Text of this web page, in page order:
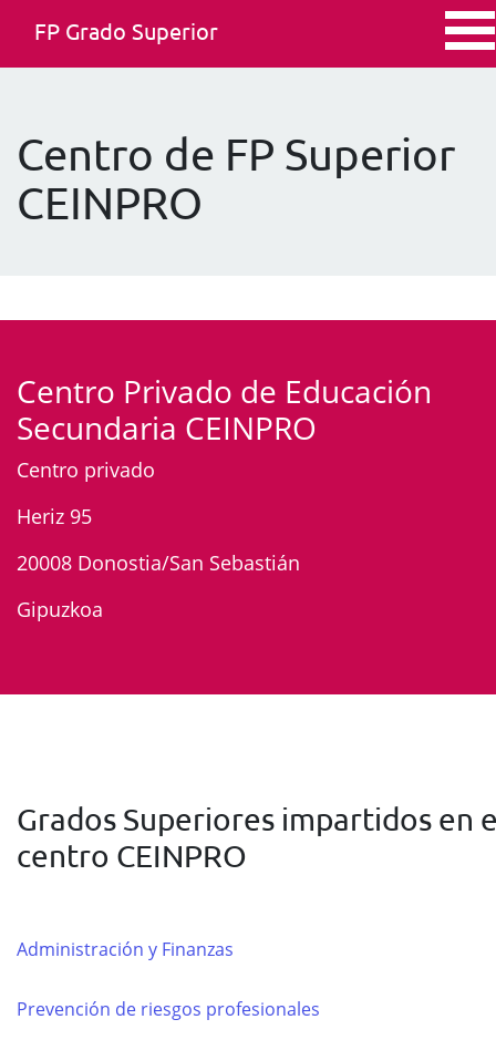
FP Grado Superior
Centro de FP Superior
CEINPRO
Centro Privado de Educación
Secundaria CEINPRO
Centro privado
Heriz 95
20008 Donostia/San Sebastián
Gipuzkoa
Grados Superiores impartidos en
centro CEINPRO
Administración y Finanzas
Prevención de riesgos profesionales